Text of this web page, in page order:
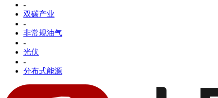
-
双碳产业
-
非常规油气
-
光伏
-
分布式能源